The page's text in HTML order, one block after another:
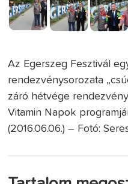
Az Egerszeg Fesztivál
rendezvénysorozata
záró hétvége
Vitamin Napok
(2016.06.06.) – Fotó: